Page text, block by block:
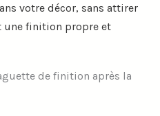
votre décor, sans attirer
une finition propre et
de finition après la